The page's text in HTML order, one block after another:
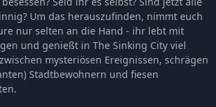
Um das herauszufinden, nimmt euch
nur selten an die Hand - ihr lebt mit
und genießt in The Sinking City viel
mysteriösen Ereignissen, schrägen
Stadtbewohnern und fiesen